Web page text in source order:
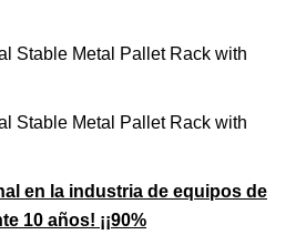
en la industria de equipos de
10 años! ¡¡90%